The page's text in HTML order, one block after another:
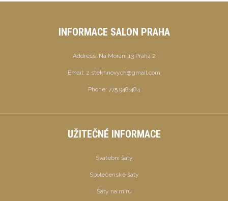
INFORMACE SALON PRAHA
Address: Na Moráni 13 Praha 2
Email: z.stekhnovych@gmail.com
Phone: 775 948 484
UŽITEČNÉ INFORMACE
Svatební šaty
Společenské šaty
Šaty na míru